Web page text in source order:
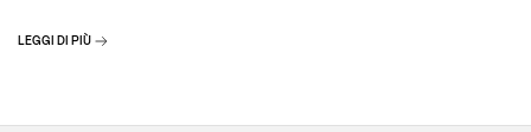
LEGGI DI PIÙ